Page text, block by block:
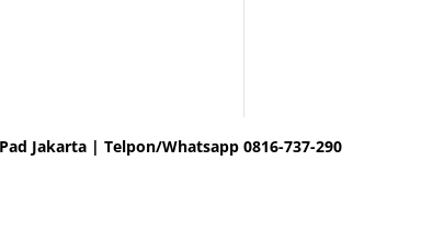
Jakarta | Telpon/Whatsapp 0816-737-290